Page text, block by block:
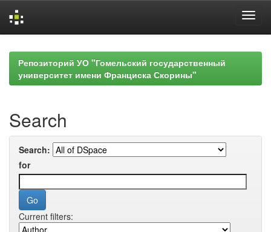
navigationРепозиторий УО "Гомельский государственный
университет имени Франциска Скорины"
Search
Search:
for
Current filters: